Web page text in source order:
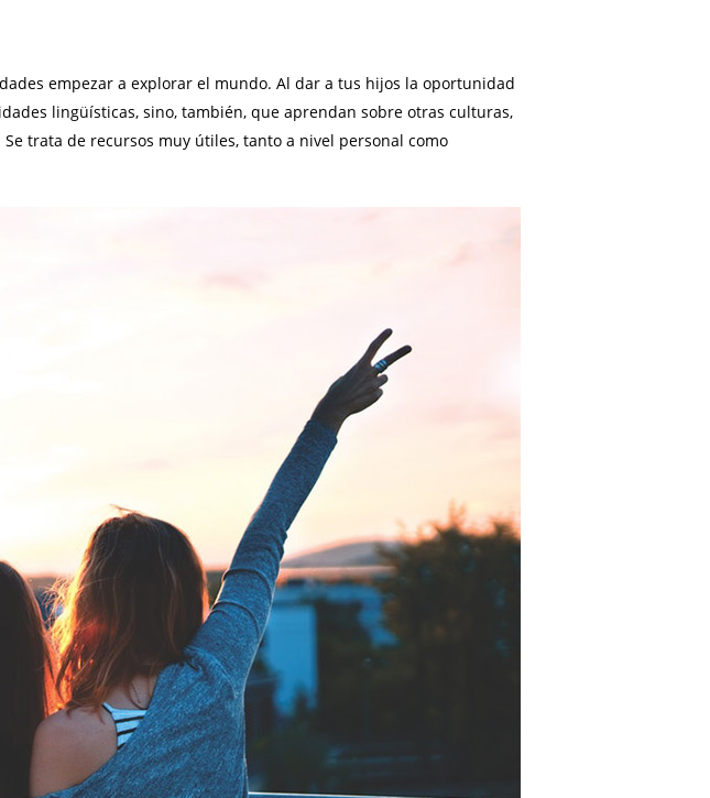
empezar a explorar el mundo. Al dar a tus hijos la oportunidad
lingüísticas, sino, también, que aprendan sobre otras culturas,
trata de recursos muy útiles, tanto a nivel personal como